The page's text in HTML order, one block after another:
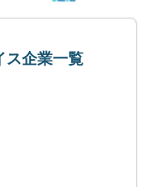
ス企業一覧